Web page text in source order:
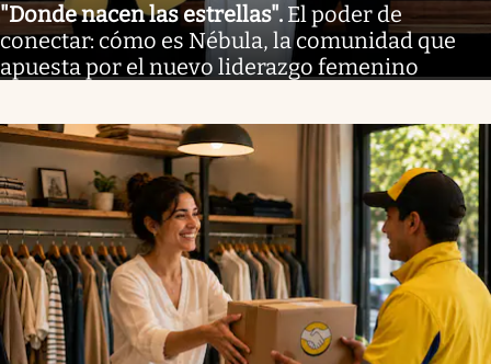
"Donde nacen las estrellas". El poder de
conectar: cómo es Nébula, la comunidad que
apuesta por el nuevo liderazgo femenino